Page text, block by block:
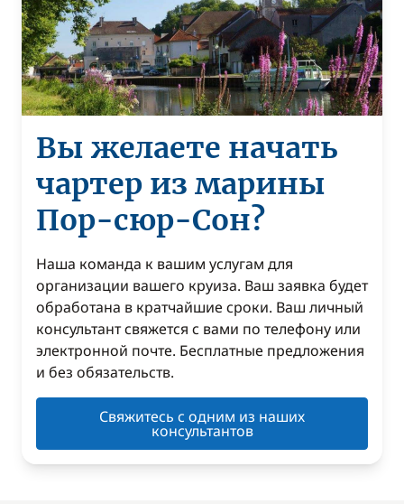
Вы желаете начать
чартер из марины
Пор-сюр-Сон?
Наша команда к вашим услугам для
организации вашего круиза. Ваш заявка будет
обработана в кратчайшие сроки. Ваш личный
консультант свяжется с вами по телефону или
электронной почте. Бесплатные предложения
и без обязательств.
Свяжитесь с одним из наших
консультантов